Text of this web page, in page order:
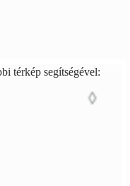
térkép segítségével: